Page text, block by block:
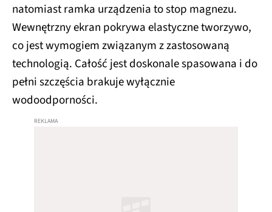
natomiast ramka urządzenia to stop magnezu.
Wewnętrzny ekran pokrywa elastyczne tworzywo,
co jest wymogiem związanym z zastosowaną
technologią. Całość jest doskonale spasowana i do
pełni szczęścia brakuje wyłącznie
wodoodporności.